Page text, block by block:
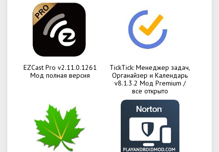
EZCast Pro v2.11.0.1261
Мод полная версия
TickTick: Менеджер задач,
Органайзер и Календарь
v8.1.3.2 Мод Premium /
все открыто